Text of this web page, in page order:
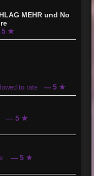
MEHR und No
★
to rate — 5 ★
— 5 ★
— 5 ★